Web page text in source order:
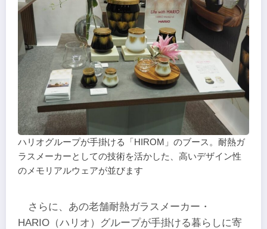
ハリオグループが手掛ける「HIROM」のブース。耐熱ガ
ラスメーカーとしての技術を活かした、高いデザイン性
のメモリアルウェアが並びます
さらに、あの老舗耐熱ガラスメーカー・
HARIO（ハリオ）グループが手掛ける暮らしに寄